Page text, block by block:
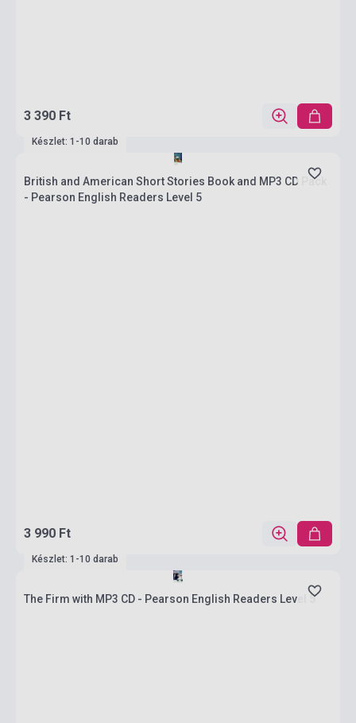
3 390 Ft
Készlet: 1-10 darab
British and American Short Stories Book and MP3 CD Pack
- Pearson English Readers Level 5
3 990 Ft
Készlet: 1-10 darab
The Firm with MP3 CD - Pearson English Readers Level 5